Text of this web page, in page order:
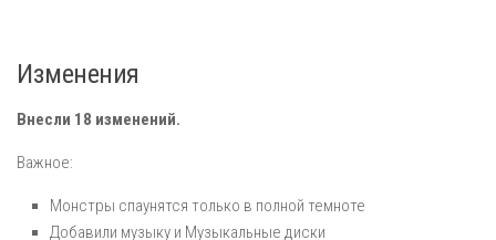
Изменения
Внесли 18 изменений.
Важное:
Монстры спаунятся только в полной темноте
Добавили музыку и Музыкальные диски